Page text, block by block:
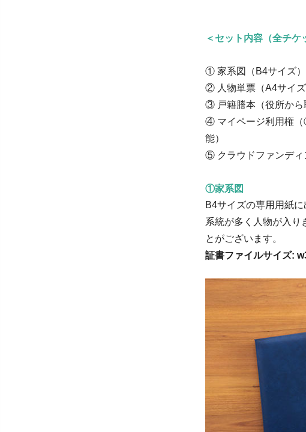
＜セット内容（全チケ
① 家系図（B4サイズ）
② 人物単票（A4サイズ
③ 戸籍謄本（役所から
④ マイページ利用権
能）
⑤ クラウドファンデ
①家系図
B4サイズの専用用紙
系統が多く人物が入り
とがございます。
証書ファイルサイズ: